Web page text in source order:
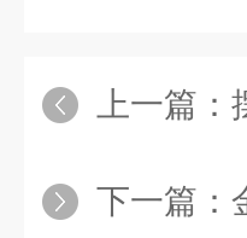
上一篇：
下一篇：